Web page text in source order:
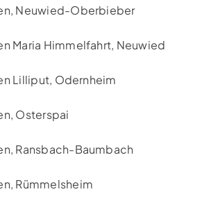
Neuwied-Oberbieber
Maria Himmelfahrt, Neuwied
Lilliput, Odernheim
Osterspai
Ransbach-Baumbach
Rümmelsheim